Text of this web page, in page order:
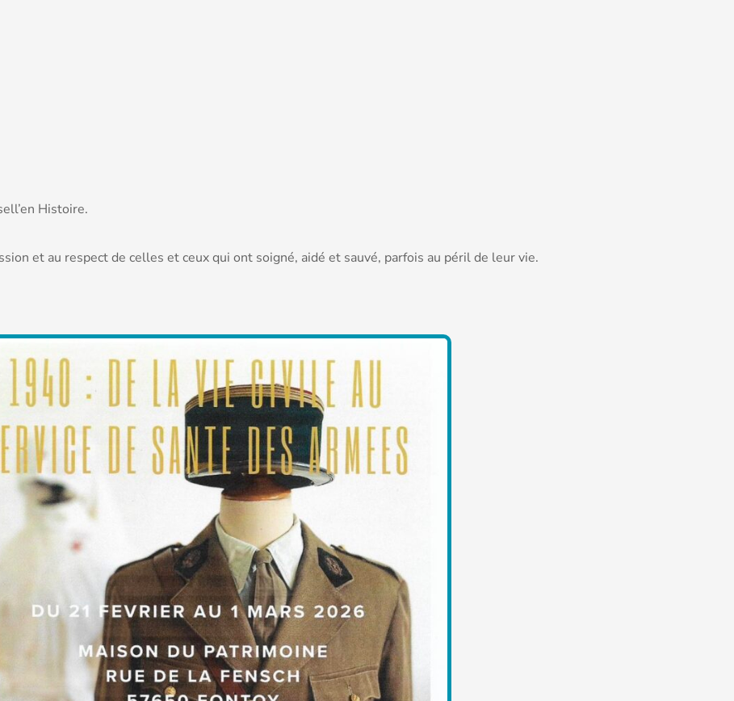
Histoire.
et au respect de celles et ceux qui ont soigné, aidé et sauvé, parfois au péril de leur vie.